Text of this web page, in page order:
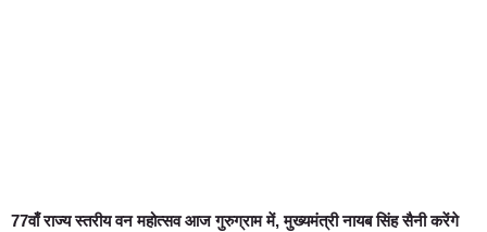
77वाँ राज्य स्तरीय वन महोत्सव आज गुरुग्राम में, मुख्यमंत्री नायब सिंह सैनी करेंगे